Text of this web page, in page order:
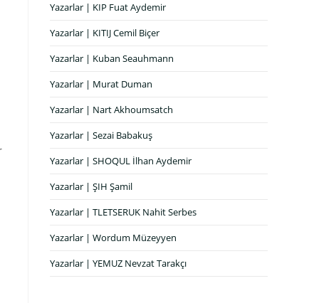
Yazarlar | KIP Fuat Aydemir
Yazarlar | KITIJ Cemil Biçer
Yazarlar | Kuban Seauhmann
Yazarlar | Murat Duman
Yazarlar | Nart Akhoumsatch
Yazarlar | Sezai Babakuş
Yazarlar | SHOQUL İlhan Aydemir
Yazarlar | ŞIH Şamil
Yazarlar | TLETSERUK Nahit Serbes
Yazarlar | Wordum Müzeyyen
Yazarlar | YEMUZ Nevzat Tarakçı